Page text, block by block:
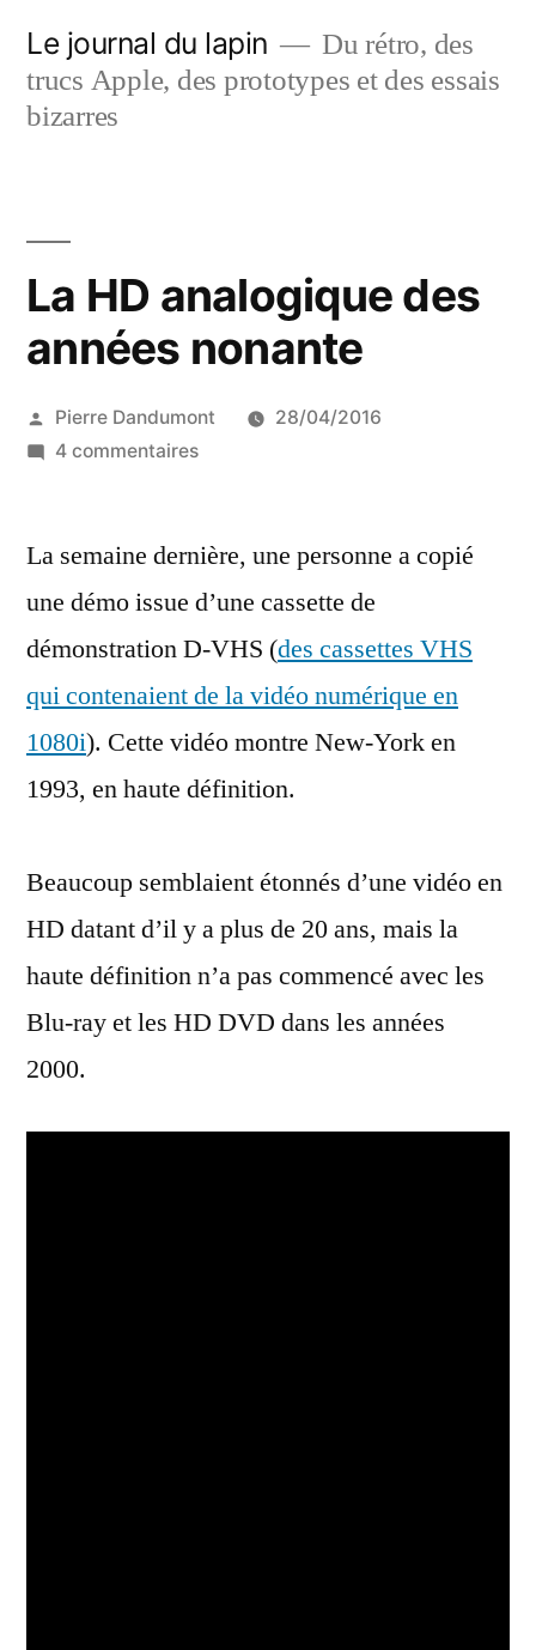
contenu
Le journal du lapin
Du rétro, des
trucs Apple, des prototypes et des essais
bizarres
La HD analogique des
années nonante
Publié
par
Pierre Dandumont
28/04/2016
4 commentairessur
analogique
années
nonante
La semaine dernière, une personne a copié
une démo issue d’une cassette de
démonstration D-VHS (des cassettes VHS
qui contenaient de la vidéo numérique en
1080i). Cette vidéo montre New-York en
1993, en haute définition.
Beaucoup semblaient étonnés d’une vidéo en
HD datant d’il y a plus de 20 ans, mais la
haute définition n’a pas commencé avec les
Blu-ray et les HD DVD dans les années
2000.